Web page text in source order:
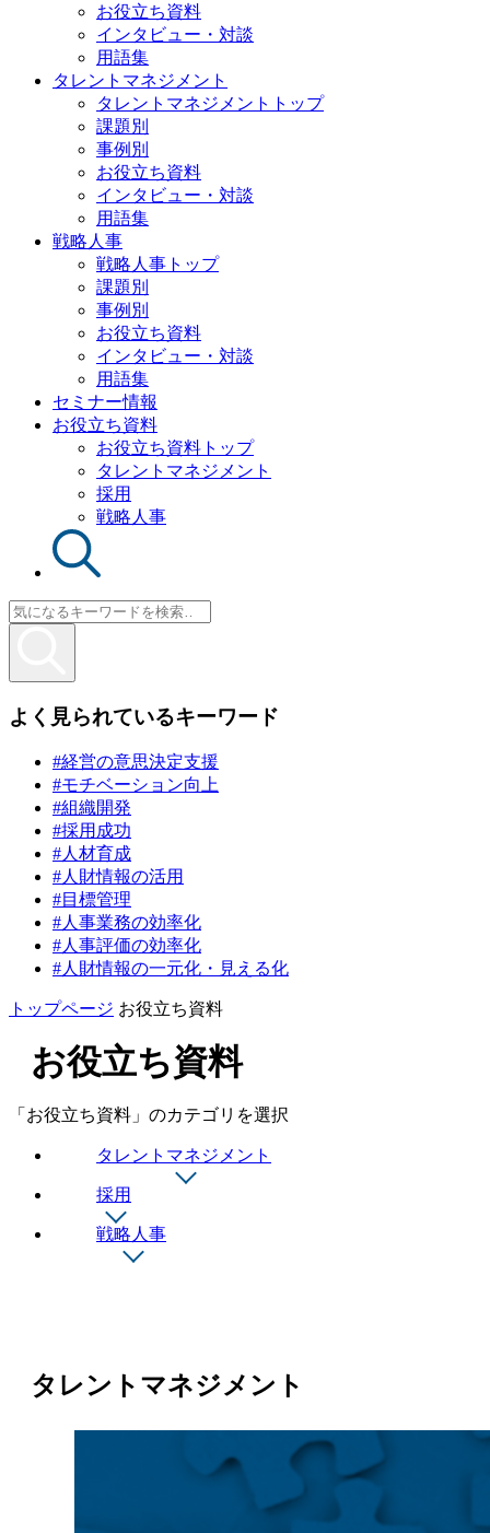
お役立ち資料
インタビュー・対談
用語集
タレントマネジメント
タレントマネジメントトップ
課題別
事例別
お役立ち資料
インタビュー・対談
用語集
戦略人事
戦略人事トップ
課題別
事例別
お役立ち資料
インタビュー・対談
用語集
セミナー情報
お役立ち資料
お役立ち資料トップ
タレントマネジメント
採用
戦略人事
よく見られているキーワード
#経営の意思決定支援
#モチベーション向上
#組織開発
#採用成功
#人材育成
#人財情報の活用
#目標管理
#人事業務の効率化
#人事評価の効率化
#人財情報の一元化・見える化
トップページ お役立ち資料
お役立ち資料
「お役立ち資料」のカテゴリを選択
タレントマネジメント
採用
戦略人事
タレントマネジメント